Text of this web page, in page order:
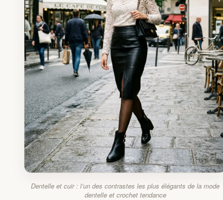
Dentelle et cuir : l’un des contrastes les plus élégants de la mode
dentelle et crochet tendance